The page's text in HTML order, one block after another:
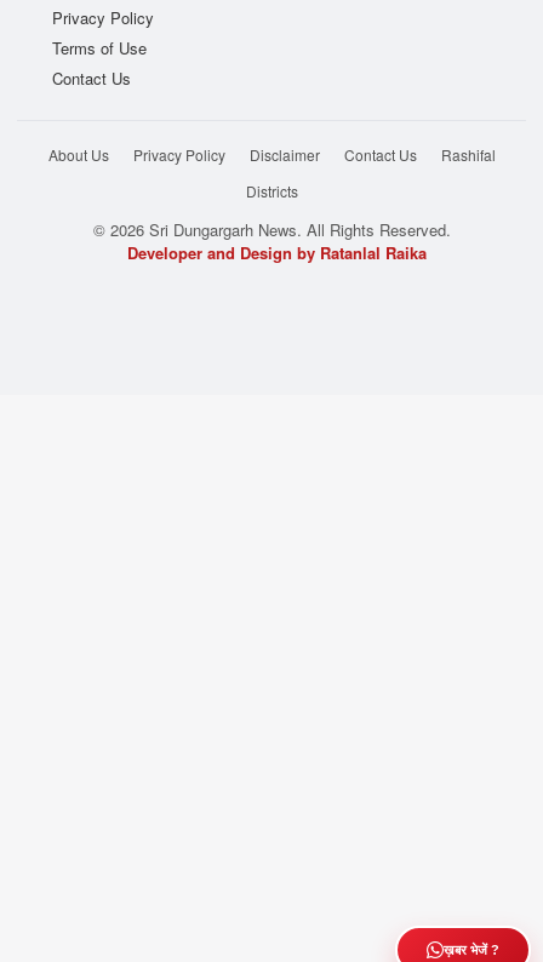
Privacy Policy
Terms of Use
Contact Us
About Us Privacy Policy Disclaimer Contact Us
Rashifal
Districts
© 2026 Sri Dungargarh News. All Rights Reserved.
Developer and Design by Ratanlal Raika
ख़बर भेजें ?